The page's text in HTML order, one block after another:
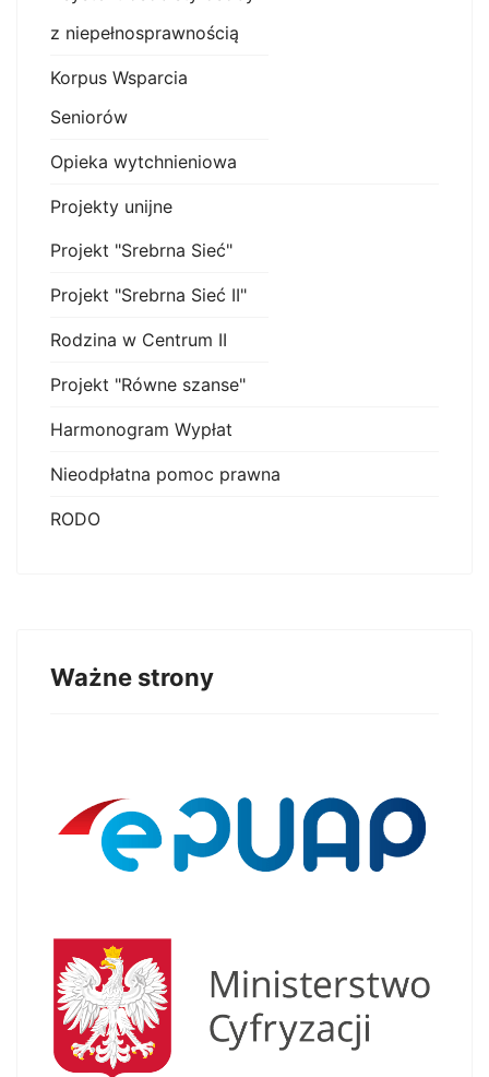
z niepełnosprawnością
Korpus Wsparcia
Seniorów
Opieka wytchnieniowa
Projekty unijne
Projekt "Srebrna Sieć"
Projekt "Srebrna Sieć II"
Rodzina w Centrum II
Projekt "Równe szanse"
Harmonogram Wypłat
Nieodpłatna pomoc prawna
RODO
Ważne strony